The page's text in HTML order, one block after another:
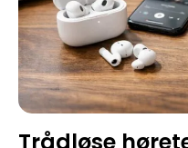
Trådløse